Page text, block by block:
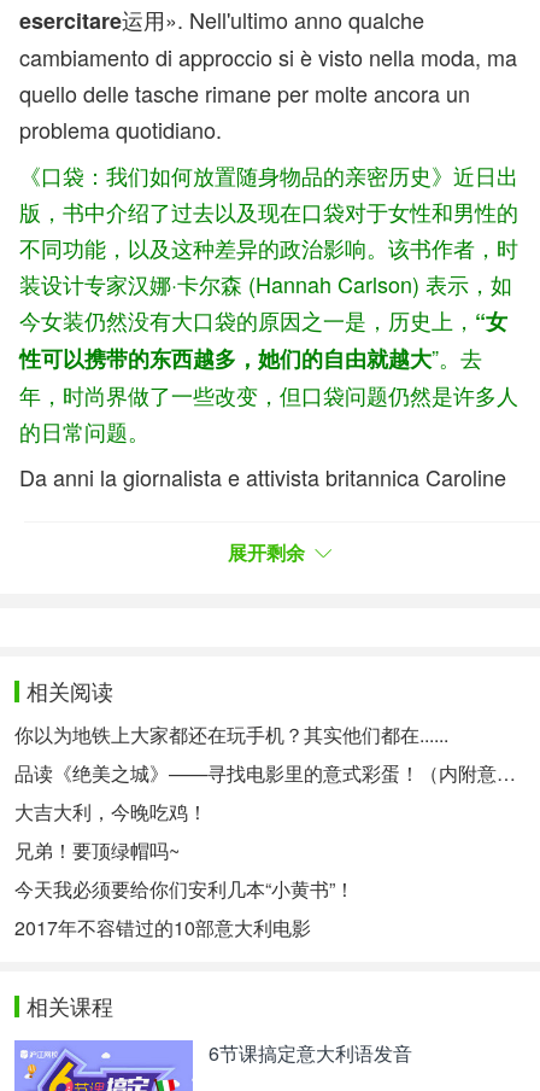
esercitare运用». Nell'ultimo anno qualche
cambiamento di approccio si è visto nella moda, ma
quello delle tasche rimane per molte ancora un
problema quotidiano.
《口袋：我们如何放置随身物品的亲密历史》近日出
版，书中介绍了过去以及现在口袋对于女性和男性的
不同功能，以及这种差异的政治影响。该书作者，时
装设计专家汉娜·卡尔森 (Hannah Carlson) 表示，如
今女装仍然没有大口袋的原因之一是，历史上， “女
性可以携带的东西越多，她们的自由就越大”。去
年，时尚界做了一些改变，但口袋问题仍然是许多人
的日常问题。
Da anni la giornalista e attivista britannica Caroline
che esplora le discriminazioni di genere a partire dai
capienti, ma più spesso di tasche finte o
eccessivamente piccole. A luglio del 2022 aveva
dedicato un episodio del suo podcast a quello che
lei definisce «great gender pocket gap», cioè «il
grande divario di genere delle tasche».
多年来，英国记者兼活动主义者卡罗琳·克里亚多·佩
雷斯 (Caroline Criado Perez)一直在开展
在2019年出版的《无形》一书中从
见的是假口袋或很小的口袋。2022年7月，她在播客
展开剩余
相关阅读
你以为地铁上大家都还在玩手机？其实他们都在......
品读《绝美之城》——寻找电影里的意式彩蛋！（内附意语中字资源~）
大吉大利，今晚吃鸡！
兄弟！要顶绿帽吗~
今天我必须要给你们安利几本“小黄书”！
2017年不容错过的10部意大利电影
相关课程
6节课搞定意大利语发音